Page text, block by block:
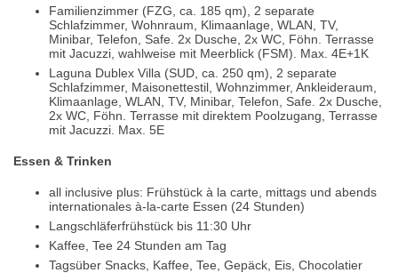
Familienzimmer (FZG, ca. 185 qm), 2 separate
Schlafzimmer, Wohnraum, Klimaanlage, WLAN, TV,
Minibar, Telefon, Safe. 2x Dusche, 2x WC, Föhn. Terrasse
mit Jacuzzi, wahlweise mit Meerblick (FSM). Max. 4E+1K
Laguna Dublex Villa (SUD, ca. 250 qm), 2 separate
Schlafzimmer, Maisonettestil, Wohnzimmer, Ankleideraum,
Klimaanlage, WLAN, TV, Minibar, Telefon, Safe. 2x Dusche,
2x WC, Föhn. Terrasse mit direktem Poolzugang, Terrasse
mit Jacuzzi. Max. 5E
Essen & Trinken
all inclusive plus: Frühstück à la carte, mittags und abends
internationales à-la-carte Essen (24 Stunden)
Langschläferfrühstück bis 11:30 Uhr
Kaffee, Tee 24 Stunden am Tag
Tagsüber Snacks, Kaffee, Tee, Gepäck, Eis, Chocolatier